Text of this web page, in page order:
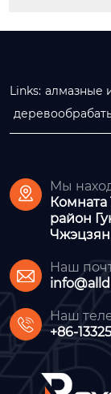
Links: алмазные

Мы
Комната
район

Наш

Наш
+86-